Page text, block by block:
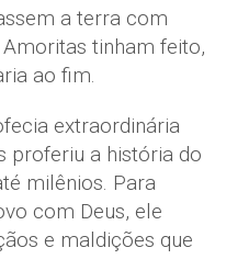
a terra com
tinham feito,
ao fim.
extraordinária
proferiu a história do
milênios. Para
com Deus, ele
e maldições que